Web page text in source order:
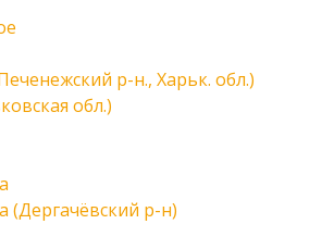
р-н., Харьк. обл.)
обл.)
(Дергачёвский р-н)